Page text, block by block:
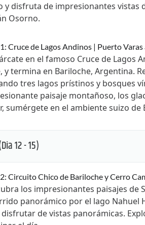
y disfruta de impresionantes vistas
Osorno.
Cruce de Lagos Andinos | Puerto
en el famoso Cruce de Lagos
y termina en Bariloche, Argentina.
tres lagos prístinos y bosques
paisaje montañoso, los
sumérgete en el ambiente suizo de
12 - 15)
Circuito Chico de Bariloche y Cerro
los impresionantes paisajes de
panorámico por el lago Nahuel
de vistas panorámicas.